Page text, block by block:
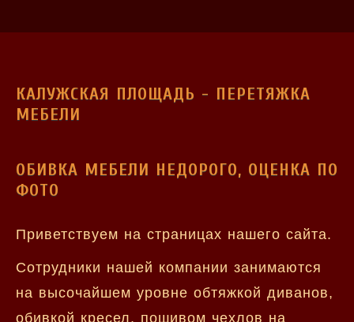
КАЛУЖСКАЯ ПЛОЩАДЬ - ПЕРЕТЯЖКА
МЕБЕЛИ
ОБИВКА МЕБЕЛИ НЕДОРОГО, ОЦЕНКА ПО
ФОТО
Приветствуем на страницах нашего сайта.
Сотрудники нашей компании занимаются
на высочайшем уровне обтяжкой диванов,
обивкой кресел, пошивом чехлов на